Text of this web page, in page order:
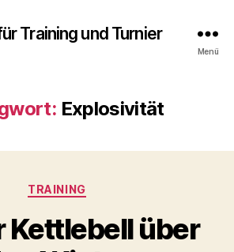
Training und Turnier
Menü
Explosivität
Kategorien
TRAINING
Kettlebell über